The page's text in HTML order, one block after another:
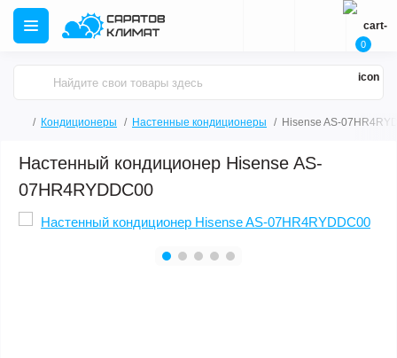
0
Кондиционеры Настенные кондиционеры Hisense AS-
Настенный кондиционер Hisense AS-
07HR4RYDDC00